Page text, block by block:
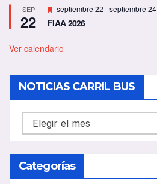
SEP
22
D
e
s
a
d
o
septiembre 22 -septiembre 24
FIAA 2026
Ver calendario
NOTICIAS CARRIL BUS
NOTICIAS
CARRIL
BUS
Categorías